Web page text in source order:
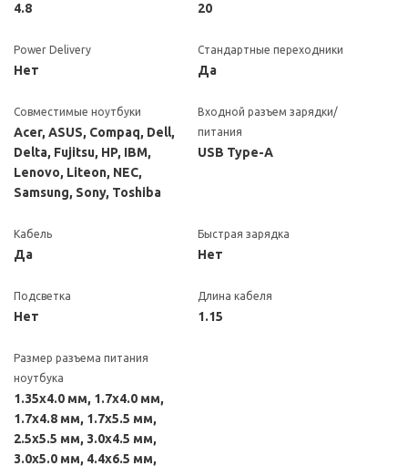
4.8 20
Power Delivery
Нет
Стандартные переходники
Да
Совместимые ноутбуки
Acer, ASUS, Compaq, Dell,
Delta, Fujitsu, HP, IBM,
Lenovo, Liteon, NEC,
Samsung, Sony, Toshiba
Входной разъем зарядки/
питания
USB Type-A
Кабель
Да
Быстрая зарядка
Нет
Подсветка
Нет
Длина кабеля
1.15
Размер разъема питания
ноутбука
1.35x4.0 мм, 1.7x4.0 мм,
1.7x4.8 мм, 1.7x5.5 мм,
2.5x5.5 мм, 3.0x4.5 мм,
3.0x5.0 мм, 4.4x6.5 мм,